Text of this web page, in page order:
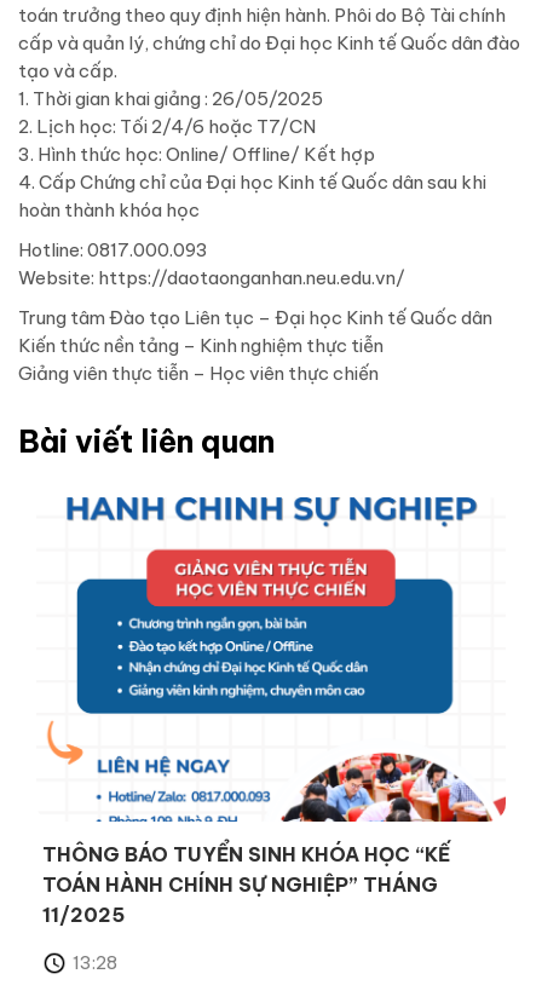
toán trưởng theo quy định hiện hành. Phôi do Bộ Tài chính
cấp và quản lý, chứng chỉ do Đại học Kinh tế Quốc dân đào
tạo và cấp.
1. Thời gian khai giảng : 26/05/2025
2. Lịch học: Tối 2/4/6 hoặc T7/CN
3. Hình thức học: Online/ Offline/ Kết hợp
4. Cấp Chứng chỉ của Đại học Kinh tế Quốc dân sau khi
hoàn thành khóa học
Hotline: 0817.000.093
Website: https://daotaonganhan.neu.edu.vn/
Trung tâm Đào tạo Liên tục – Đại học Kinh tế Quốc dân
Kiến thức nền tảng – Kinh nghiệm thực tiễn
Giảng viên thực tiễn – Học viên thực chiến
Bài viết liên quan
THÔNG BÁO TUYỂN SINH KHÓA HỌC “KẾ
TOÁN HÀNH CHÍNH SỰ NGHIỆP” THÁNG
11/2025
13:28